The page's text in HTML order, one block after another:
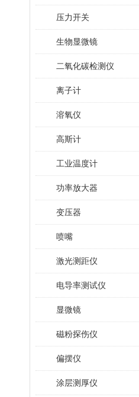
压力开关
生物显微镜
二氧化碳检测仪
离子计
溶氧仪
高斯计
工业温度计
功率放大器
变压器
喷嘴
激光测距仪
电导率测试仪
显微镜
磁粉探伤仪
偏摆仪
涂层测厚仪